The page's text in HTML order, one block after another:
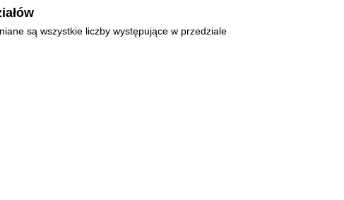
są wszystkie liczby występujące w przedziale